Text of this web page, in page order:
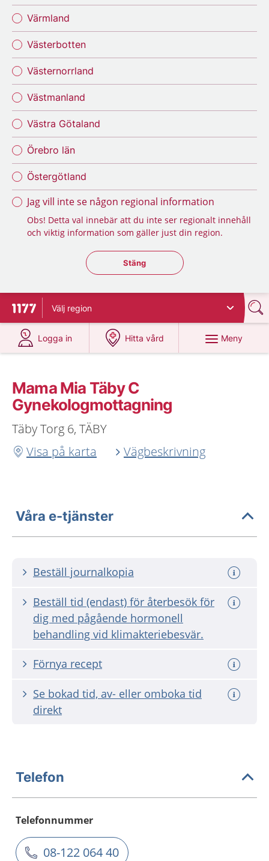
Värmland
Västerbotten
Västernorrland
Västmanland
Västra Götaland
Örebro län
Östergötland
Jag vill inte se någon regional information
Obs! Detta val innebär att du inte ser regionalt innehåll
och viktig information som gäller just din region.
Stäng regionsväljaren
Stäng
Till startsidan för 1177
Välj region
Logga in
på 1177.se
Hitta vård
på 1177.se
Meny
Mama Mia Täby C
Gynekologmottagning
Täby Torg 6, TÄBY
Visa på karta
Vägbeskrivning
Våra e-tjänster
Beställ journalkopia
Beställ tid (endast) för återbesök för
dig med pågående hormonell
behandling vid klimakteriebesvär.
Förnya recept
Se bokad tid, av- eller omboka tid
direkt
Telefon
Telefonnummer
08-122 064 40